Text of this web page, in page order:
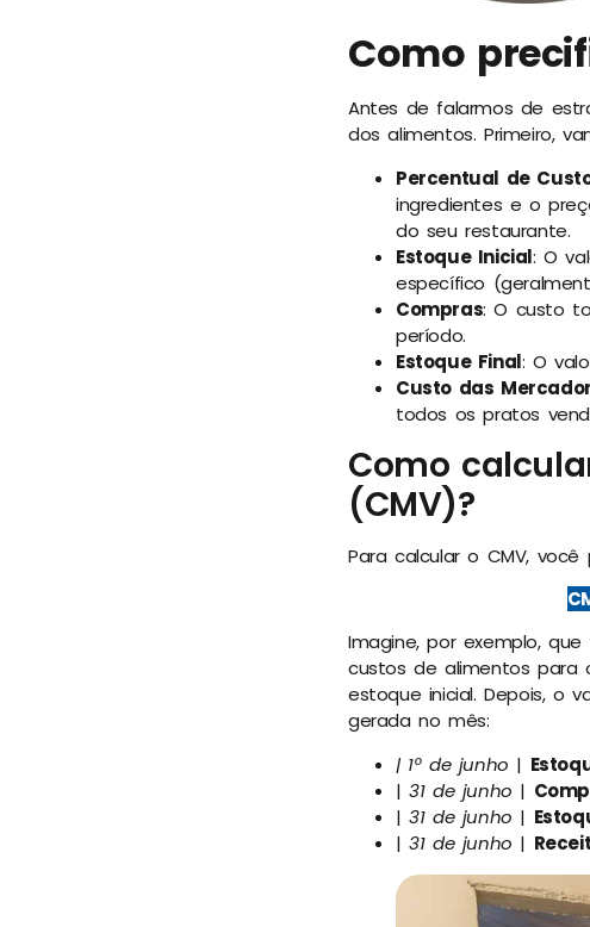
Como
Antes de falarmos de
dos alimentos. Primeiro,
Percentual de
ingredientes e o
do seu restaurante.
Estoque Inicial: O
específico
Compras: O custo
período.
Estoque Final: O
Custo das
todos os pratos
Como
(CMV)?
Para calcular o CMV,
Imagine, por exemplo,
custos de alimentos para
estoque inicial. Depois, o
gerada no mês:
| 1º de junho |
|31 de junho |
|31 de junho |
|31 de junho |